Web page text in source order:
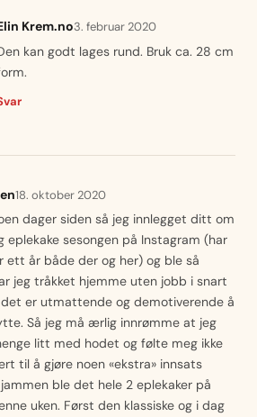
Krem.no3. februar 2020
kan godt lages rund. Bruk ca. 28 cm
18. oktober 2020
dager siden så jeg innlegget ditt om
eplekake sesongen på Instagram (har
ett år både der og her) og ble så
jeg tråkket hjemme uten jobb i snart
er utmattende og demotiverende å
Så jeg må ærlig innrømme at jeg
litt med hodet og følte meg ikke
til å gjøre noen «ekstra» innsats
ble det hele 2 eplekaker på
uken. Først den klassiske og i dag